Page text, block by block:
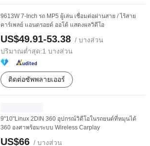
9613W 7-Inch รถ MP5 ผู้เล่น เชื่อมต่อผ่านสาย / ไร้สาย
คาร์เพลย์ แอนดรอยด์ ออโต้ แสดงผลวิดีโอ
US$49.91-53.38 / บางส่วน
ปริมาณต่ำสุด:1 บางส่วน
ติดต่อซัพพลายเออร์
9"10"Linux 2DIN 360 อุปกรณ์วิดีโอในรถยนต์ที่หมุนได้
360 องศาพร้อมระบบ Wireless Carplay
US$66 / บางส่วน